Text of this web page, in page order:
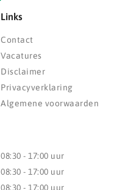
Links
Contact
Vacatures
Disclaimer
Privacyverklaring
Algemene voorwaarden
08:30 - 17:00 uur
08:30 - 17:00 uur
08:30 - 17:00 uur